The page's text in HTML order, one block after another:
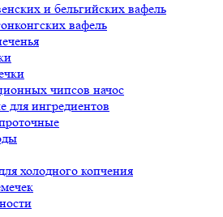
и бельгийских вафель
вафель
чипсов начос
для ингредиентов
холодного копчения